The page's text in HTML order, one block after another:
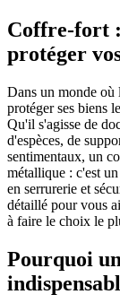
Coffre-fort
protéger
Dans un monde où
protéger ses biens
Qu'il s'agisse de
d'espèces, de
sentimentaux, un
métallique : c'est
en serrurerie et
détaillé pour vous
à faire le choix le
Pourquoi